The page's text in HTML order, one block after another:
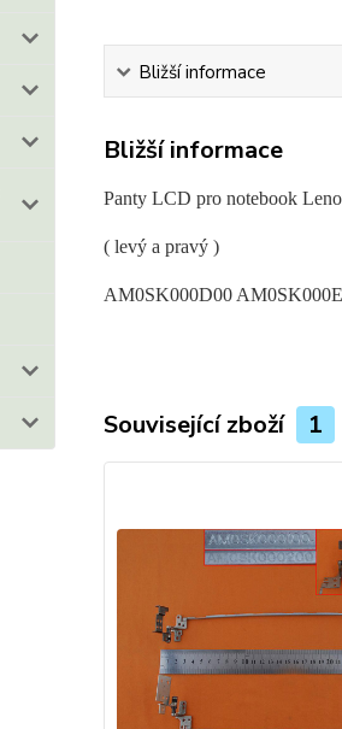
Bližší informace
Bližší informace
Panty LCD pro notebook
( levý a pravý )
AM0SK000D00
Související zboží 1